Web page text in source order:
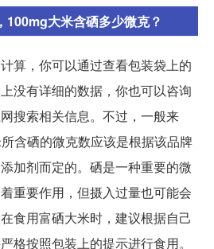
100mg大米含硒多少微克？
算，你可以通过查看包装袋上的
没有详细的数据，你也可以咨询
搜索相关信息。不过，一般来
含硒的微克数应该是根据该品牌
加剂而定的。硒是一种重要的微
重要作用，但摄入过量也可能会
食用富硒大米时，建议根据自己
格按照包装上的提示进行食用。